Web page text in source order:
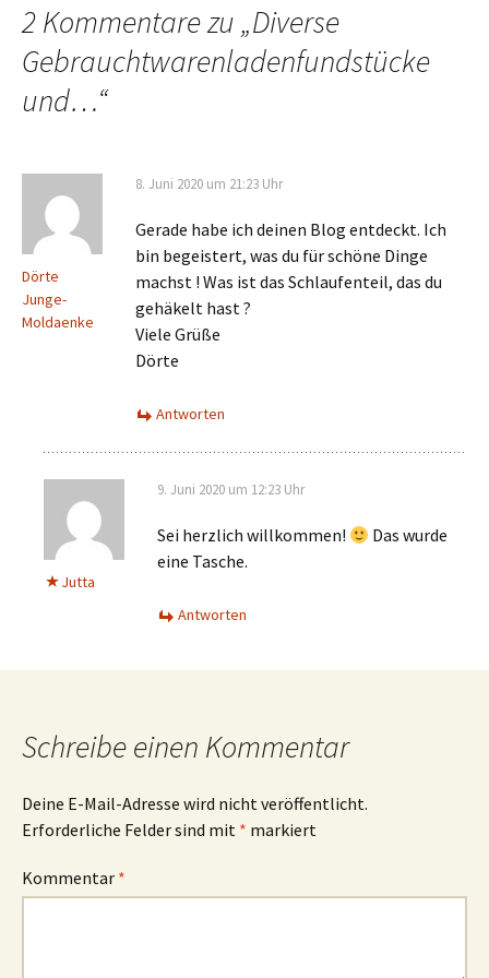
2 Kommentare zu „Diverse
Gebrauchtwarenladenfundstücke
und…“
Dörte
Junge-
Moldaenke
8. Juni 2020 um 21:23 Uhr
Gerade habe ich deinen Blog entdeckt. Ich
bin begeistert, was du für schöne Dinge
machst ! Was ist das Schlaufenteil, das du
gehäkelt hast ?
Viele Grüße
Dörte
Antworten
Jutta
9. Juni 2020 um 12:23 Uhr
Sei herzlich willkommen!
Das wurde
eine Tasche.
Antworten
Schreibe einen Kommentar
Deine E-Mail-Adresse wird nicht veröffentlicht.
Erforderliche Felder sind mit * markiert
Kommentar *